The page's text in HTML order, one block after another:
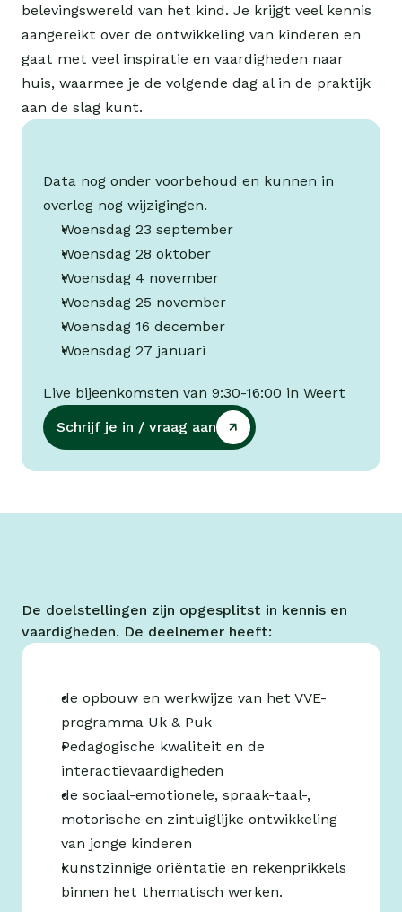
belevingswereld van het kind. Je krijgt veel kennis
aangereikt over de ontwikkeling van kinderen en
gaat met veel inspiratie en vaardigheden naar
huis, waarmee je de volgende dag al in de praktijk
aan de slag kunt.
Data nog onder voorbehoud en kunnen in
overleg nog wijzigingen.
Woensdag 23 september
Woensdag 28 oktober
Woensdag 4 november
Woensdag 25 november
Woensdag 16 december
Woensdag 27 januari
Live bijeenkomsten van 9:30-16:00 in Weert
Schrijf je in / vraag aan
Schrijf je in / vraag aan
De doelstellingen zijn opgesplitst in kennis en
vaardigheden. De deelnemer heeft:
de opbouw en werkwijze van het VVE-
programma Uk & Puk
Pedagogische kwaliteit en de
interactievaardigheden
de sociaal-emotionele, spraak-taal-,
motorische en zintuiglijke ontwikkeling
van jonge kinderen
kunstzinnige oriëntatie en rekenprikkels
binnen het thematisch werken.